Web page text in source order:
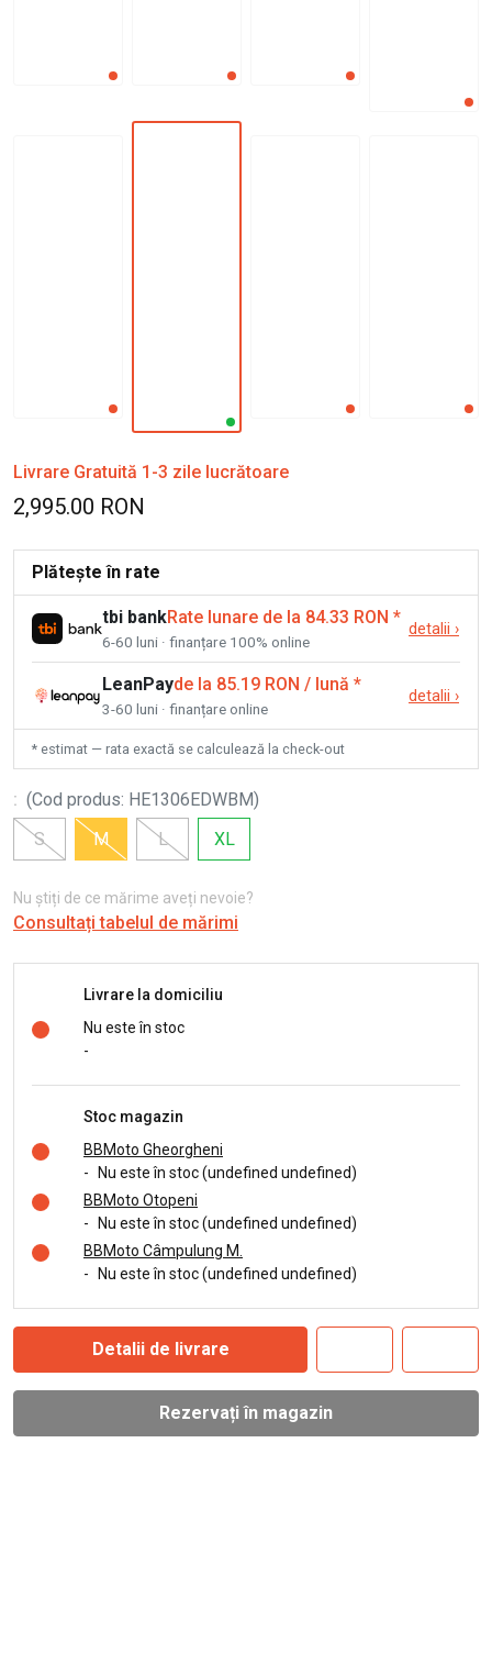
Livrare Gratuită 1-3 zile lucrătoare
2,995.00 RON
Plătește în rate
tbi bankRate lunare de la 84.33 RON *
6-60 luni · finanțare 100% online
detalii ›
LeanPayde la 85.19 RON / lună *
3-60 luni · finanțare online
detalii ›
* estimat — rata exactă se calculează la check-out
: (Cod produs: HE1306EDWBM)
S
M L XL
Nu știți de ce mărime aveți nevoie?
Consultați tabelul de mărimi
Livrare la domiciliu
Nu este în stoc
-
Stoc magazin
BBMoto Gheorgheni
-
Nu este în stoc (undefined undefined)
BBMoto Otopeni
-
Nu este în stoc (undefined undefined)
BBMoto Câmpulung M.
-
Nu este în stoc (undefined undefined)
Detalii de livrare
Rezervați în magazin